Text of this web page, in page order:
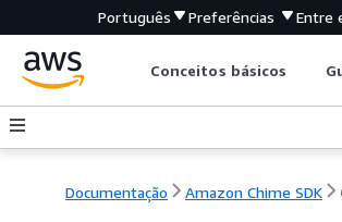
Português Preferências Entre
Conceitos básicos
Documentação Amazon Chime SDK